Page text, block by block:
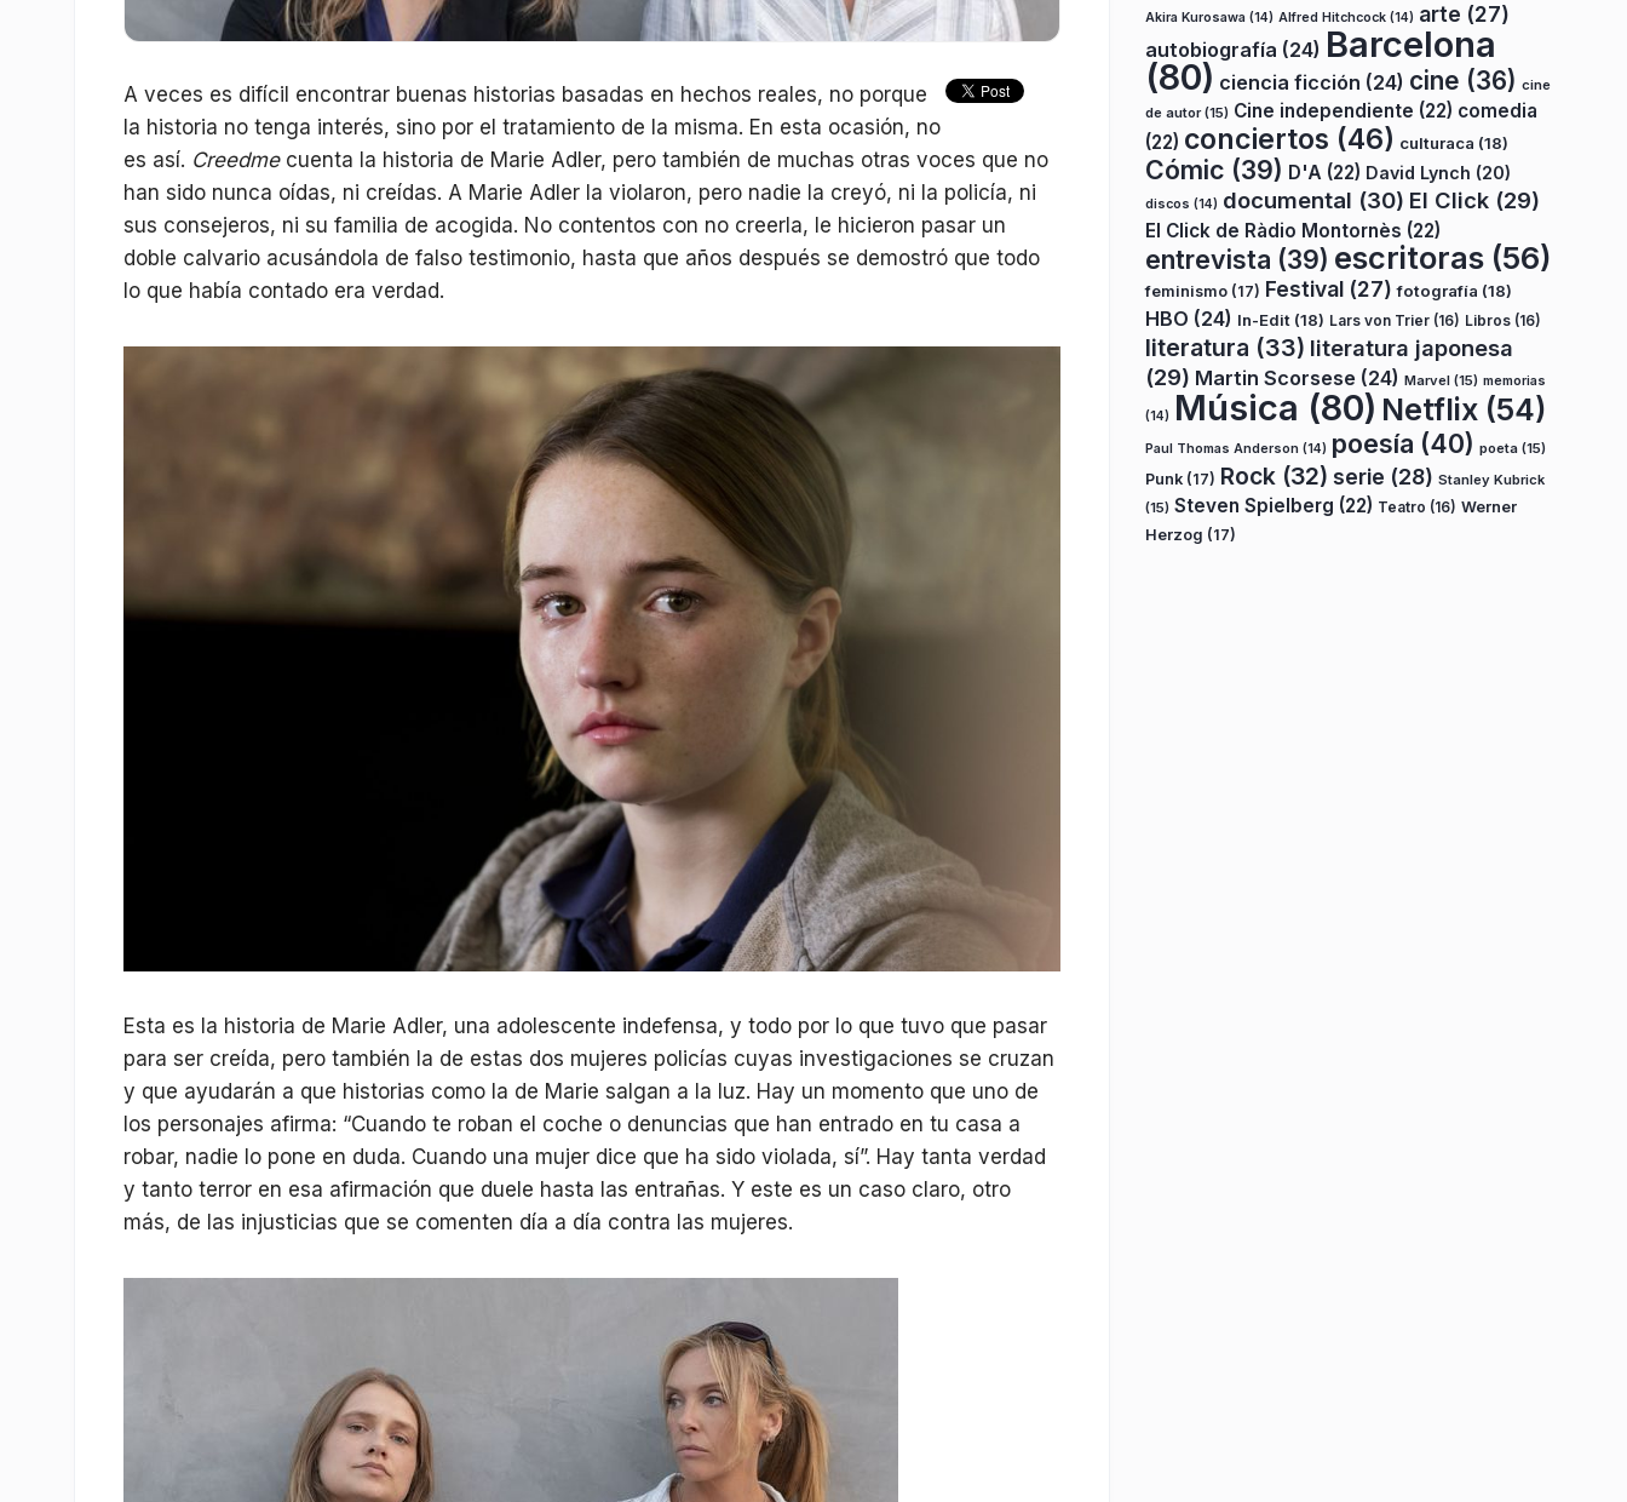
A veces es difícil encontrar buenas historias basadas en hechos reales, no porque
la historia no tenga interés, sino por el tratamiento de la misma. En esta ocasión, no
es así. Creedmecuenta la historia de Marie Adler, pero también de muchas otras voces que no
han sido nunca oídas, ni creídas. A Marie Adler la violaron, pero nadie la creyó, ni la policía, ni
sus consejeros, ni su familia de acogida. No contentos con no creerla, le hicieron pasar un
doble calvario acusándola de falso testimonio, hasta que años después se demostró que todo
lo que había contado era verdad.
Esta es la historia de Marie Adler, una adolescente indefensa, y todo por lo que tuvo que pasar
para ser creída, pero también la de estas dos mujeres policías cuyas investigaciones se cruzan
y que ayudarán a que historias como la de Marie salgan a la luz. Hay un momento que uno de
los personajes afirma: “Cuando te roban el coche o denuncias que han entrado en tu casa a
robar, nadie lo pone en duda. Cuando una mujer dice que ha sido violada, sí”. Hay tanta verdad
y tanto terror en esa afirmación que duele hasta las entrañas. Y este es un caso claro, otro
más, de las injusticias que se comenten día a día contra las mujeres.
Akira Kurosawa (14) Alfred Hitchcock (14) arte (27)
autobiografía (24) Barcelona
(80) ciencia ficción (24) cine (36) cine
de autor(15) Cine independiente (22) comedia
(22) conciertos (46) culturaca (18)
Cómic (39) D'A (22) David Lynch (20)
discos (14) documental (30) El Click (29)
El Click de Ràdio Montornès (22)
entrevista (39) escritoras (56)
feminismo (17) Festival (27) fotografía (18)
HBO (24) In-Edit (18) Lars von Trier (16) Libros (16)
literatura (33) literatura japonesa
(29) Martin Scorsese (24) Marvel (15) memorias
(14) Música (80) Netflix (54)
Paul Thomas Anderson (14) poesía (40) poeta (15)
Punk (17) Rock (32) serie (28) Stanley Kubrick
(15) Steven Spielberg (22) Teatro (16) Werner
Herzog (17)